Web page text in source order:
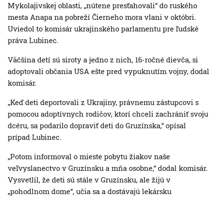
Mykolajivskej oblasti, „nútene presťahovali“ do ruského
mesta Anapa na pobreží Čierneho mora vlani v októbri.
Uviedol to komisár ukrajinského parlamentu pre ľudské
práva Lubinec.
Väčšina detí sú siroty a jedno z nich, 16-ročné dievča, si
adoptovali občania USA ešte pred vypuknutím vojny, dodal
komisár.
„Keď deti deportovali z Ukrajiny, právnemu zástupcovi s
pomocou adoptívnych rodičov, ktorí chceli zachrániť svoju
dcéru, sa podarilo dopraviť deti do Gruzínska,“ opísal
prípad Lubinec.
„Potom informoval o mieste pobytu žiakov naše
veľvyslanectvo v Gruzínsku a mňa osobne,“ dodal komisár.
Vysvetlil, že deti sú stále v Gruzínsku, ale žijú v
„pohodlnom dome“, učia sa a dostávajú lekársku